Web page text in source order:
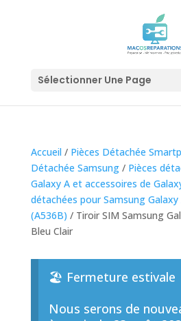
Sélectionner Une Page
Accueil / Pièces Détachée
Détachée Samsung/ Pièces
Galaxy A et accessoires de
détachées pour Samsung Galaxy
(A536B) / Tiroir SIM Samsung
Bleu Clair
🏖️ Fermeture estivale
Nous serons de